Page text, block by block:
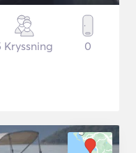
Kryssning 0